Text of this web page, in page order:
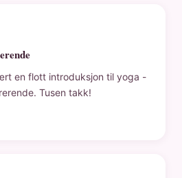
en flott introduksjon til yoga -
Tusen takk!